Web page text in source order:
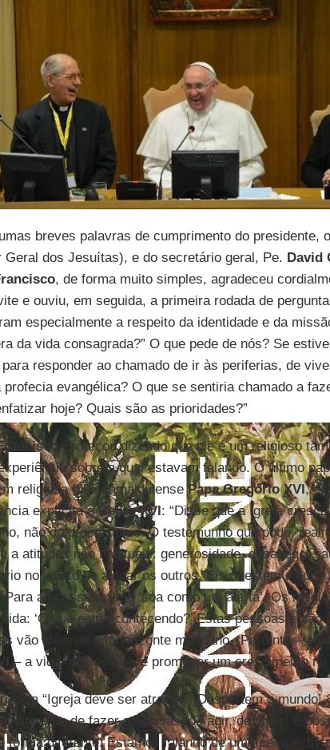
breves palavras de cumprimento do presidente,
Geral dos Jesuítas), e do secretário geral, Pe. David
, de forma muito simples, agradeceu
e ouviu, em seguida, a primeira rodada de
especialmente a respeito da identidade e da
da vida consagrada?” O que pede de nós? Se
responder ao chamado de ir às periferias, de
evangélica? O que se sentiria chamado a
hoje? Quais são as prioridades?”
começou dizendo que ele é um religioso
sobre a qual estavam falando. O último
religiosa foi o camaldulensePapa Gregório XVI,
explícita aBento XVI: “Disse que a Igreja
não do proselitismo. O testemunho que pode,
a atitudes não habituais: generosidade, desapego,
no intuito de ajudar os outros. Eis o testemunho, o
as pessoas isso ‘soa como um alerta’. Os
‘O que está acontecendo?’ Estas pessoas estão
vão além de um horizonte mundano. ‘Portanto –
– a vida religiosa deve promover um crescimento na
a “Igreja deve ser atraente. Despertem o mundo!
diferente de fazer as coisas, de agir, de viver! É
forma diferente. Estamos falando de uma